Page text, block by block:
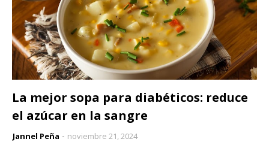
La mejor sopa para diabéticos: reduce
el azúcar en la sangre
Jannel Peña
noviembre 21, 2024